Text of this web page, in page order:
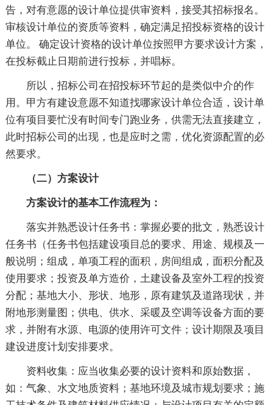
告，对有意愿的设计单位提供审资料，接受其招标报名。
审核设计单位的资质等资料，确定满足招投标资格的设计
单位。 确定设计资格的设计单位按照甲方要求设计方案，
在投标截止日期前进行投标，并唱标。
所以，招标公司在招投标环节起的是类似中介的作
用。甲方有建设意愿不知道找哪家设计单位合适，设计单
位有项目要忙没有时间专门跑业务，供需无法直接建立，
此时招标公司的出现，也是应时之需，优化资源配置的必
然要求。
（二）方案设计
方案设计的基本工作流程为：
落实并熟悉设计任务书：掌握必要的批文，熟悉设计
任务书（任务书包括建设项目总的要求、用途、规模及一
般说明；组成，单项工程的面积，房间组成，面积分配及
使用要求；投资及单方造价，土建设备及室外工程的投资
分配；基地大小、形状、地形，原有建筑及道路现状，并
附地形测量图；供电、供水、采暖及空调等设备方面的要
求，并附有水源、电源的使用许可文件；设计期限及项目
建设进度计划安排要求。
资料收集：应当收集必要的设计资料和原始数据，
如：气象、水文地质资料；基地环境及城市规划要求；施